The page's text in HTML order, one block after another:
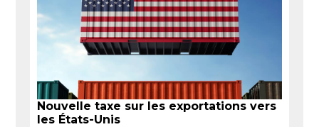
Nouvelle taxe sur les exportations vers
les États-Unis